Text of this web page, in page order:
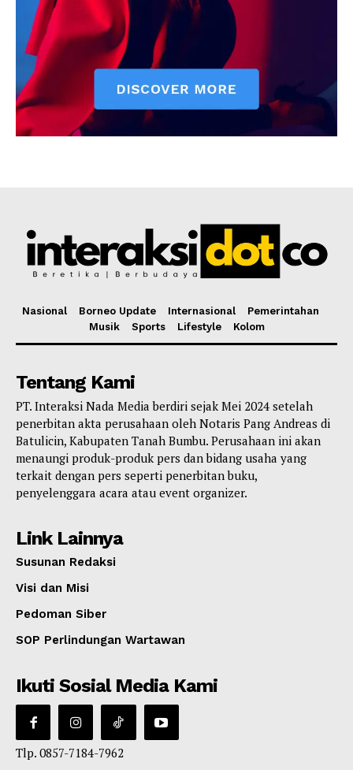
Nasional Borneo Update Internasional
Pemerintahan
Musik
Sports Lifestyle Kolom
Tentang Kami
PT. Interaksi Nada Media berdiri sejak Mei 2024 setelah
penerbitan akta perusahaan oleh Notaris Pang Andreas di
Batulicin, Kabupaten Tanah Bumbu. Perusahaan ini akan
menaungi produk-produk pers dan bidang usaha yang
terkait dengan pers seperti penerbitan buku,
penyelenggara acara atau event organizer.
Link Lainnya
Susunan Redaksi
Visi dan Misi
Pedoman Siber
SOP Perlindungan Wartawan
Ikuti Sosial Media Kami
Tlp. 0857-7184-7962